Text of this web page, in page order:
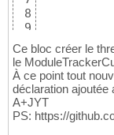
23
24
25
26
27
28
29
30
8
9
10
</
Ce bloc créer le
le
À ce point tout
déclaration ajoutée
A+JYT
PS: https://